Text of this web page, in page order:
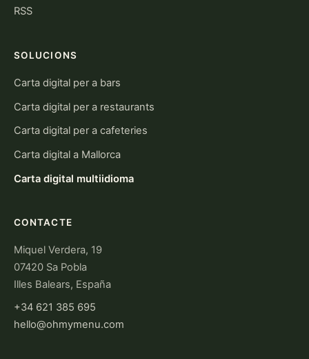
RSS
SOLUCIONS
Carta digital per a bars
Carta digital per a restaurants
Carta digital per a cafeteries
Carta digital a Mallorca
Carta digital multiidioma
CONTACTE
Miquel Verdera, 19
07420 Sa Pobla
Illes Balears, España
+34 621 385 695
hello@ohmymenu.com